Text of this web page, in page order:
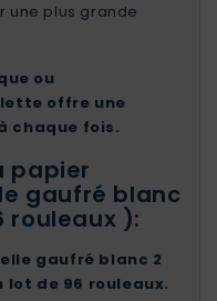
une plus grande
ou
offre une
chaque fois.
papier
gaufré blanc
rouleaux ):
gaufré blanc 2
lot de 96 rouleaux.